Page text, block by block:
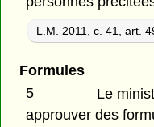
L.M. 2011, c. 41, art.
Formules
5
Le
approuver des